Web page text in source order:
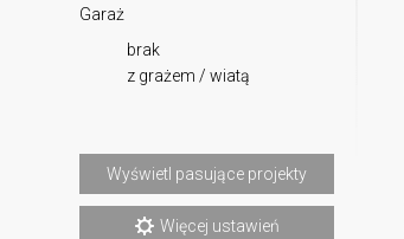
Garaż
brak
z grażem / wiatą
Wyświetl pasujące projekty
Więcej ustawień